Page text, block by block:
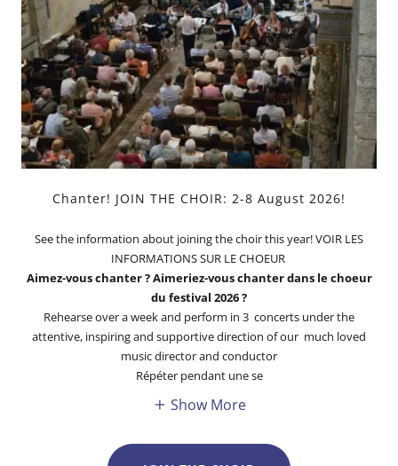
Chanter! JOIN THE CHOIR: 2-8 August 2026!
See the information about joining the choir this year! VOIR LES
INFORMATIONS SUR LE CHOEUR
Aimez-vous chanter ? Aimeriez-vous chanter dans le choeur
du festival 2026 ?
Rehearse over a week and perform in 3 concerts under the
attentive, inspiring and supportive direction of our much loved
music director and conductor
Répéter pendant une se
Show More